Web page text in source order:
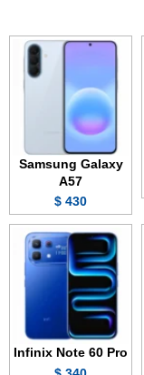
Samsung Galaxy
A57
430 $
Infinix Note 60 Pro